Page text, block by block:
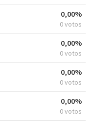
0,00%
0 votos
0,00%
0 votos
0,00%
0 votos
0,00%
0 votos